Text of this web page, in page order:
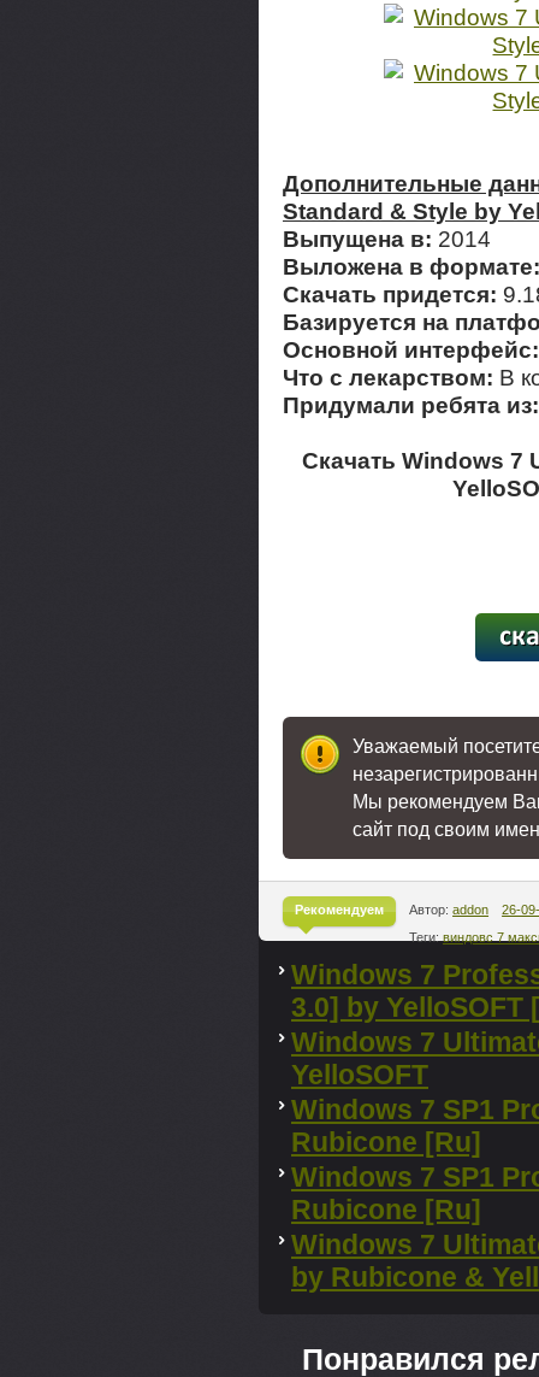
Дополнительные
Standard & Style by
Выпущена в: 2014
Выложена в
Скачать придется:
Базируется на
Основной
Что с лекарством: В
Придумали ребята
Скачать Windows 7
Уважаемый
Мы рекомендуем
сайт под своим
Рекомендуем
^
Автор:addon
26-
Теги:виндовс 7
Windows 7
3.0] by YelloSOFT
Windows 7
YelloSOFT
Windows 7 SP1
Rubicone [Ru]
Windows 7 SP1
Rubicone [Ru]
Windows 7
by Rubicone &
Понравился